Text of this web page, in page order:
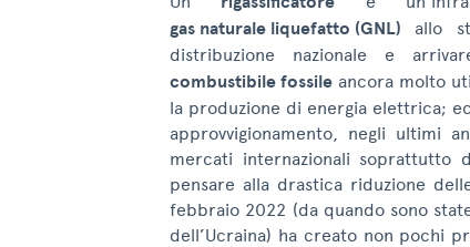
gas naturale liquefatto (GNL) allo
distribuzione nazionale e
combustibile fossile ancora molto
la produzione di energia elettrica;
approvvigionamento, negli ultimi
mercati internazionali soprattutto
pensare alla drastica riduzione
febbraio 2022 (da quando sono
dell’Ucraina) ha creato non pochi